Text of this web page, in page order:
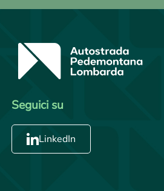
Seguici su
LinkedIn